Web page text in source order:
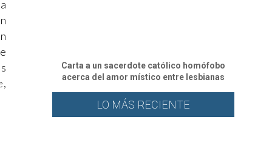
Carta a un sacerdote católico homófobo
acerca del amor místico entre lesbianas
LO MÁS RECIENTE